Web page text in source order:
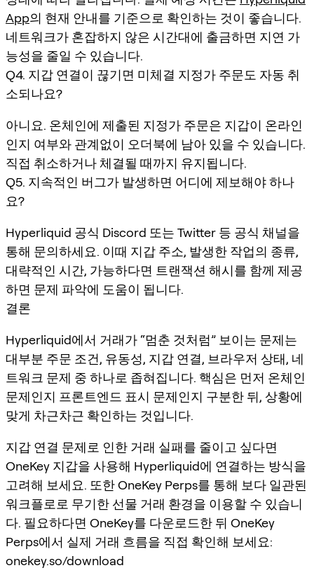
App의 현재 안내를 기준으로 확인하는 것이 좋습니다.
네트워크가 혼잡하지 않은 시간대에 출금하면 지연 가
능성을 줄일 수 있습니다.
Q4. 지갑 연결이 끊기면 미체결 지정가 주문도 자동 취
소되나요?
아니요. 온체인에 제출된 지정가 주문은 지갑이 온라인
인지 여부와 관계없이 오더북에 남아 있을 수 있습니다.
직접 취소하거나 체결될 때까지 유지됩니다.
Q5. 지속적인 버그가 발생하면 어디에 제보해야 하나
요?
Hyperliquid 공식 Discord 또는 Twitter 등 공식 채널을
통해 문의하세요. 이때 지갑 주소, 발생한 작업의 종류,
대략적인 시간, 가능하다면 트랜잭션 해시를 함께 제공
하면 문제 파악에 도움이 됩니다.
결론
Hyperliquid에서 거래가 “멈춘 것처럼” 보이는 문제는
대부분 주문 조건, 유동성, 지갑 연결, 브라우저 상태, 네
트워크 문제 중 하나로 좁혀집니다. 핵심은 먼저 온체인
문제인지 프론트엔드 표시 문제인지 구분한 뒤, 상황에
맞게 차근차근 확인하는 것입니다.
지갑 연결 문제로 인한 거래 실패를 줄이고 싶다면
OneKey 지갑을 사용해 Hyperliquid에 연결하는 방식을
고려해 보세요. 또한 OneKey Perps를 통해 보다 일관된
워크플로로 무기한 선물 거래 환경을 이용할 수 있습니
다. 필요하다면 OneKey를 다운로드한 뒤 OneKey
Perps에서 실제 거래 흐름을 직접 확인해 보세요:
onekey.so/download